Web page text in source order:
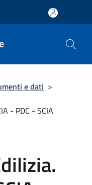
e dati >
- PDC - SCIA